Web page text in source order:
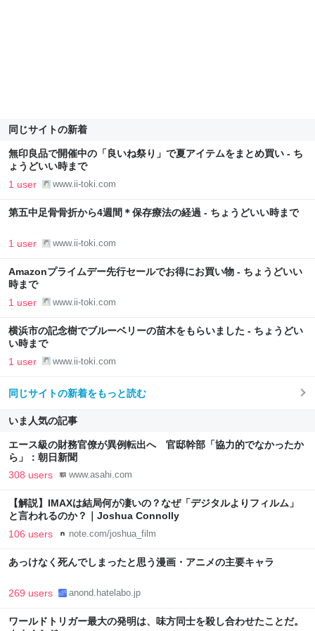
同じサイトの新着
無印良品で開催中の「良いね祭り」で夏アイテムをまとめ買い - ち
ょうどいい時まで
1 user www.ii-toki.com
第五中足骨骨折から4週間＊保存療法の経過 - ちょうどいい時まで
1 user www.ii-toki.com
Amazonプライムデー先行セールでお得にお買い物 - ちょうどいい
時まで
1 user www.ii-toki.com
横浜市の記念樹でブルーベリーの苗木をもらいました - ちょうどい
い時まで
1 user www.ii-toki.com
同じサイトの新着をもっと読む
いま人気の記事
エース級の財務官僚が異例転出へ 官邸幹部「協力的でなかったか
ら」：朝日新聞
308 users www.asahi.com
【解説】IMAXは結局何が凄いの？なぜ「デジタルよりフィルム」
と言われるのか？｜Joshua Connolly
106 users note.com/joshua_film
あっけなく死んでしまったと思う漫画・アニメの主要キャラ
269 users anond.hatelabo.jp
ワールドトリガー最大の発明は、味方同士を殺し合わせたことだ。